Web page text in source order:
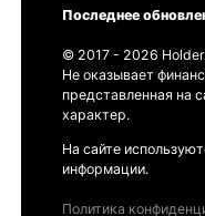
Последнее
© 2017 - 2026
Не оказывает
представленная на
характер.
На сайте
информации.
Политика